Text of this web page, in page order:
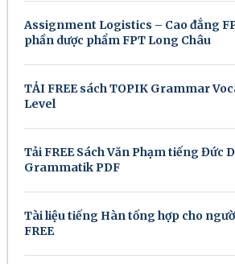
Assignment Logistics – Cao đẳng
phần dược phẩm FPT Long Châu
TẢI FREE sách TOPIK Grammar
Level
Tải FREE Sách Văn Phạm tiếng Đức
Grammatik PDF
Tài liệu tiếng Hàn tống hợp cho
FREE